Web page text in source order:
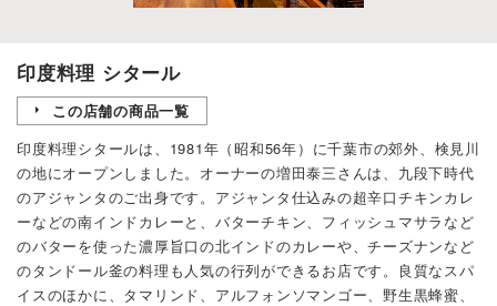
印度料理 シタール
この店舗の商品一覧
印度料理シタールは、1981年（昭和56年）に千葉市の郊外、検見川
の地にオープンしました。オーナーの増田泰三さんは、九段下時代
のアジャンタのご出身です。アジャンタ仕込みの超辛口チキンカレ
ーなどの南インドカレーと、バターチキン、フィッシュマサラなど
のバターを使った濃厚旨口の北インドのカレーや、チーズナンなど
のタンドール釜の料理も人気の行列ができるお店です。良質なスパ
イスのほかに、タマリンド、アルフォンソマンゴー、野生黒蜂蜜、